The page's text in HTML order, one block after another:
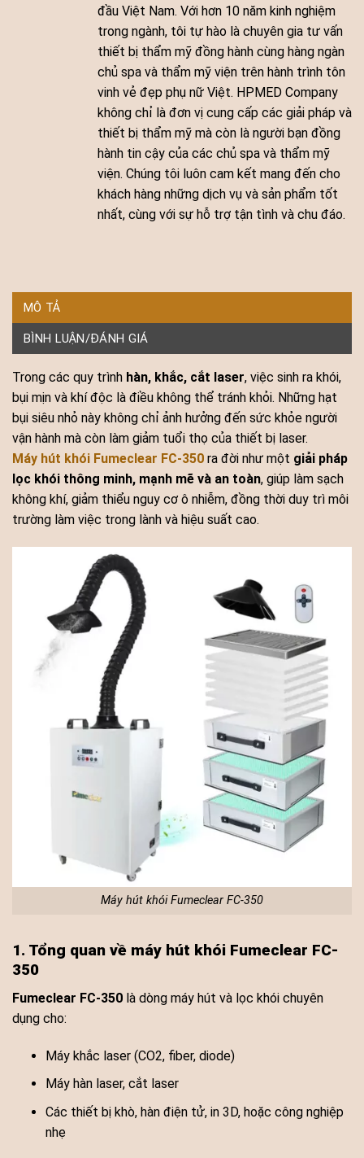
đầu Việt Nam. Với hơn 10 năm kinh nghiệm
trong ngành, tôi tự hào là chuyên gia tư vấn
thiết bị thẩm mỹ đồng hành cùng hàng ngàn
chủ spa và thẩm mỹ viện trên hành trình tôn
vinh vẻ đẹp phụ nữ Việt. HPMED Company
không chỉ là đơn vị cung cấp các giải pháp và
thiết bị thẩm mỹ mà còn là người bạn đồng
hành tin cậy của các chủ spa và thẩm mỹ
viện. Chúng tôi luôn cam kết mang đến cho
khách hàng những dịch vụ và sản phẩm tốt
nhất, cùng với sự hỗ trợ tận tình và chu đáo.
MÔ TẢ
BÌNH LUẬN/ĐÁNH GIÁ
Trong các quy trình hàn, khắc, cắt laser, việc sinh ra khói,
bụi mịn và khí độc là điều không thể tránh khỏi. Những hạt
bụi siêu nhỏ này không chỉ ảnh hưởng đến sức khỏe người
vận hành mà còn làm giảm tuổi thọ của thiết bị laser.
Máy hút khói Fumeclear FC-350 ra đời như một giải pháp
lọc khói thông minh, mạnh mẽ và an toàn, giúp làm sạch
không khí, giảm thiểu nguy cơ ô nhiễm, đồng thời duy trì môi
trường làm việc trong lành và hiệu suất cao.
Máy hút khói Fumeclear FC-350
1. Tổng quan về máy hút khói Fumeclear FC-
350
Fumeclear FC-350 là dòng máy hút và lọc khói chuyên
dụng cho:
Máy khắc laser (CO2, fiber, diode)
Máy hàn laser, cắt laser
Các thiết bị khò, hàn điện tử, in 3D, hoặc công nghiệp
nhẹ